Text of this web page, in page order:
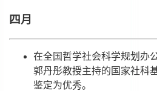
四月
在全国哲学社会科学规划办
郭丹彤教授主持的国家社科
鉴定为优秀。